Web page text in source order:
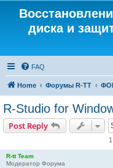
диска и
FAQ
Home Форумы R-TT
R-Studio for
Post Reply
R-tt Team
Модератор Форума